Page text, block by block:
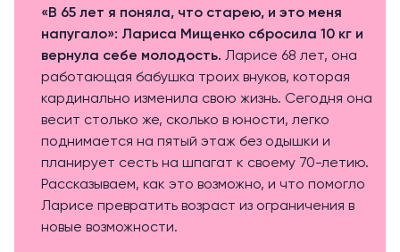
«В 65 лет я поняла, что старею, и это меня
напугало»: Лариса Мищенко сбросила 10 кг и
вернула себе молодость. Ларисе 68 лет, она
работающая бабушка троих внуков, которая
кардинально изменила свою жизнь. Сегодня она
весит столько же, сколько в юности, легко
поднимается на пятый этаж без одышки и
планирует сесть на шпагат к своему 70-летию.
Рассказываем, как это возможно, и что помогло
Ларисе превратить возраст из ограничения в
новые возможности.